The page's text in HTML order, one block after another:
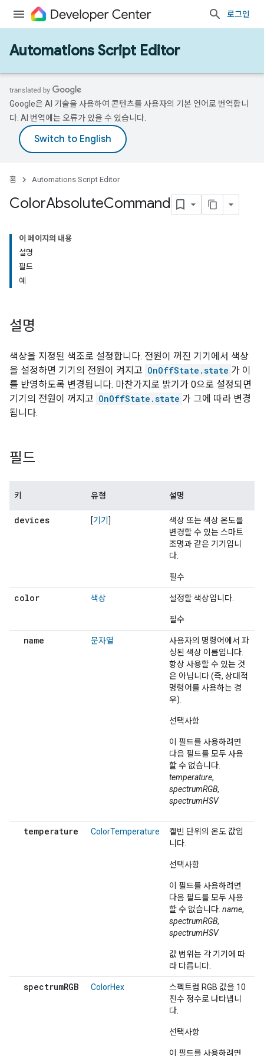
로그인
Automations Script Editor
Google은 AI 기술을 사용하여 콘텐츠를 사용자의 기본 언어로 번역합니
다. AI 번역에는 오류가 있을 수 있습니다.
홈 Automations Script Editor
ColorAbsoluteCommand
이 페이지의 내용
설명
필드
예
설명
색상을 지정된 색조로 설정합니다. 전원이 꺼진 기기에서 색상
을 설정하면 기기의 전원이 켜지고 OnOffState.state 가 이
를 반영하도록 변경됩니다. 마찬가지로 밝기가 0으로 설정되면
기기의 전원이 꺼지고 OnOffState.state 가 그에 따라 변경
됩니다.
필드
키 유형 설명
devices [기기 ]
색상 또는 색상 온도를
변경할 수 있는 스마트
조명과 같은 기기입니
다.
필수
color 색상 설정할 색상입니다.
필수
name 문자열
사용자의 명령어에서 파
싱된 색상 이름입니다.
항상 사용할 수 있는 것
은 아닙니다 (즉, 상대적
명령어를 사용하는 경
우).
선택사항
이 필드를 사용하려면
다음 필드를 모두 사용
할 수 없습니다.
temperature,
spectrumRGB,
spectrumHSV
temperature ColorTemperature
켈빈 단위의 온도 값입
니다.
선택사항
이 필드를 사용하려면
다음 필드를 모두 사용
할 수 없습니다. name,
spectrumRGB,
spectrumHSV
값 범위는 각 기기에 따
라 다릅니다.
spectrumRGB ColorHex
스펙트럼 RGB 값을 10
진수 정수로 나타냅니
다.
선택사항
이 필드를 사용하려면